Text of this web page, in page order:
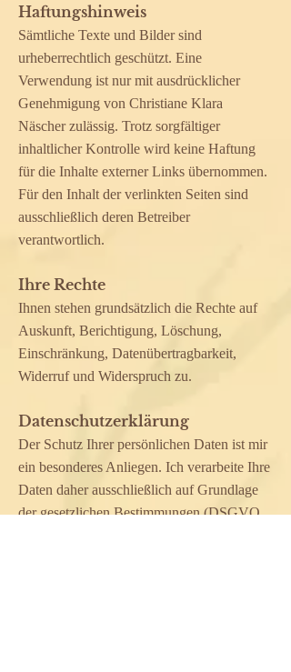
Haftungshinweis
Sämtliche Texte und Bilder sind
urheberrechtlich geschützt. Eine
Verwendung ist nur mit ausdrücklicher
Genehmigung von Christiane Klara
Näscher zulässig. Trotz sorgfältiger
inhaltlicher Kontrolle wird keine Haftung
für die Inhalte externer Links übernommen.
Für den Inhalt der verlinkten Seiten sind
ausschließlich deren Betreiber
verantwortlich.
Ihre Rechte
Ihnen stehen grundsätzlich die Rechte auf
Auskunft, Berichtigung, Löschung,
Einschränkung, Datenübertragbarkeit,
Widerruf und Widerspruch zu.
Datenschutzerklärung
Der Schutz Ihrer persönlichen Daten ist mir
ein besonderes Anliegen. Ich verarbeite Ihre
Daten daher ausschließlich auf Grundlage
der gesetzlichen Bestimmungen (DSGVO,